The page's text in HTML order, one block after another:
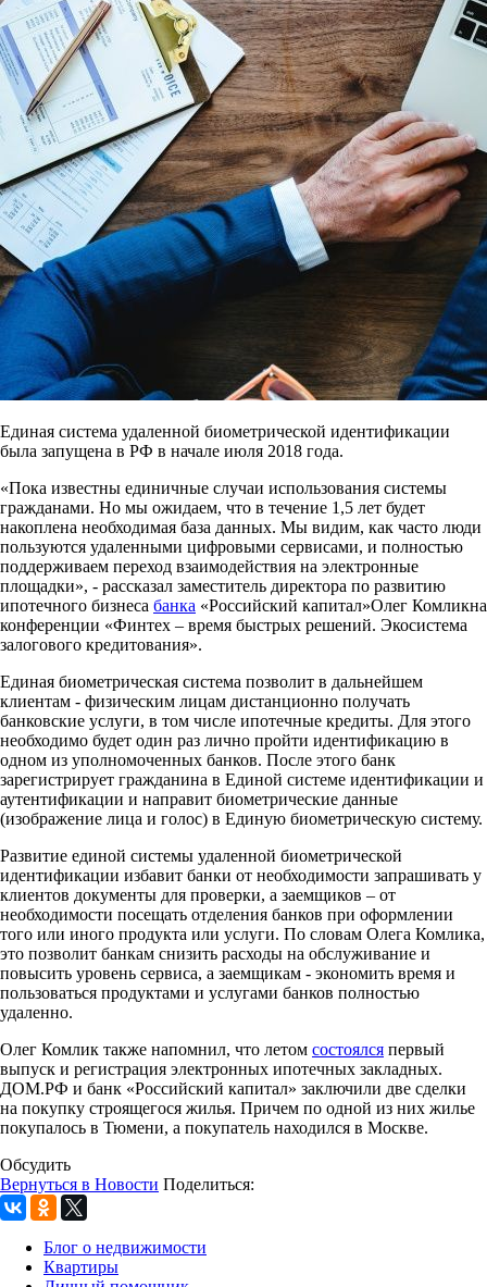
Единая система удаленной биометрической идентификации
была запущена в РФ в начале июля 2018 года.
«Пока известны единичные случаи использования системы
гражданами. Но мы ожидаем, что в течение 1,5 лет будет
накоплена необходимая база данных. Мы видим, как часто люди
пользуются удаленными цифровыми сервисами, и полностью
поддерживаем переход взаимодействия на электронные
площадки», - рассказал заместитель директора по развитию
ипотечного бизнеса банка «Российский капитал»Олег Комликна
конференции «Финтех – время быстрых решений. Экосистема
залогового кредитования».
Единая биометрическая система позволит в дальнейшем
клиентам - физическим лицам дистанционно получать
банковские услуги, в том числе ипотечные кредиты. Для этого
необходимо будет один раз лично пройти идентификацию в
одном из уполномоченных банков. После этого банк
зарегистрирует гражданина в Единой системе идентификации и
аутентификации и направит биометрические данные
(изображение лица и голос) в Единую биометрическую систему.
Развитие единой системы удаленной биометрической
идентификации избавит банки от необходимости запрашивать у
клиентов документы для проверки, а заемщиков – от
необходимости посещать отделения банков при оформлении
того или иного продукта или услуги. По словам Олега Комлика,
это позволит банкам снизить расходы на обслуживание и
повысить уровень сервиса, а заемщикам - экономить время и
пользоваться продуктами и услугами банков полностью
удаленно.
Олег Комлик также напомнил, что летом состоялся первый
выпуск и регистрация электронных ипотечных закладных.
ДОМ.РФ и банк «Российский капитал» заключили две сделки
на покупку строящегося жилья. Причем по одной из них жилье
покупалось в Тюмени, а покупатель находился в Москве.
Обсудить
Вернуться в Новости Поделиться:
Блог о недвижимости
Квартиры